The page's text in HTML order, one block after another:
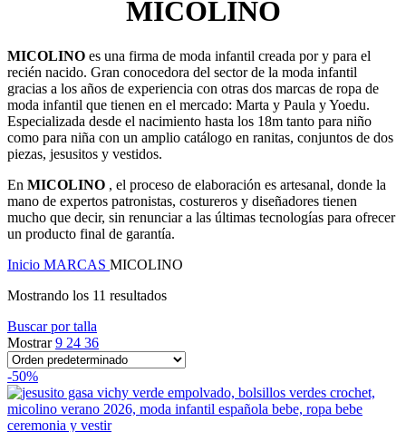
MICOLINO
MICOLINO es una firma de moda infantil creada por y para el
recién nacido. Gran conocedora del sector de la moda infantil
gracias a los años de experiencia con otras dos marcas de ropa de
moda infantil que tienen en el mercado: Marta y Paula y Yoedu.
Especializada desde el nacimiento hasta los 18m tanto para niño
como para niña con un amplio catálogo en ranitas, conjuntos de dos
piezas, jesusitos y vestidos.
En MICOLINO , el proceso de elaboración es artesanal, donde la
mano de expertos patronistas, costureros y diseñadores tienen
mucho que decir, sin renunciar a las últimas tecnologías para ofrecer
un producto final de garantía.
Inicio MARCAS MICOLINO
Mostrando los 11 resultados
Buscar por talla
Mostrar9 24 36
-50%